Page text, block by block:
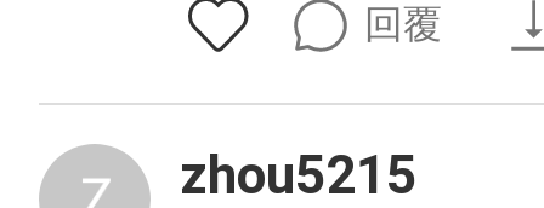
回覆
zhou5215